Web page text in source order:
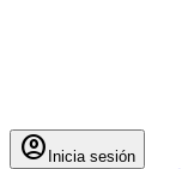
account_circle Inicia sesión